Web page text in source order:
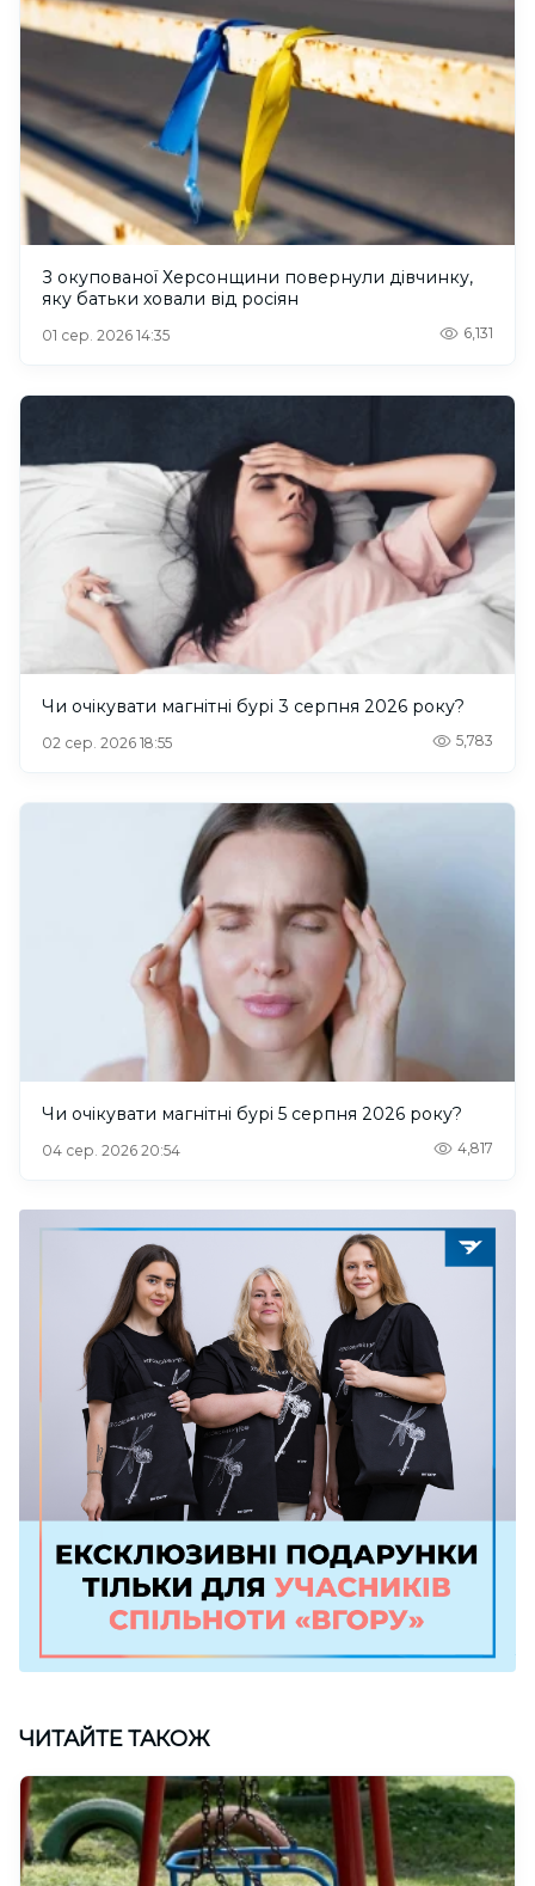
З окупованої Херсонщини повернули дівчинку,
яку батьки ховали від росіян
01 сер. 2026 14:35 6,131
Чи очікувати магнітні бурі 3 серпня 2026 року?
02 сер. 2026 18:55 5,783
Чи очікувати магнітні бурі 5 серпня 2026 року?
04 сер. 2026 20:54 4,817
ЧИТАЙТЕ ТАКОЖ